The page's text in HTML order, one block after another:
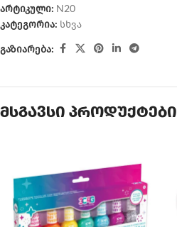
არტიკული: N20
კატეგორია: სხვა
გაზიარება:
მსგავსი პროდუქტები